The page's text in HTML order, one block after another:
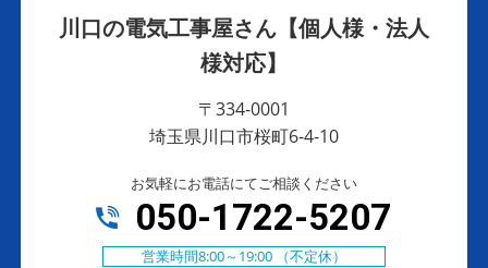
川口の電気工事屋さん【個人様・法人
様対応】
〒334-0001
埼玉県川口市桜町6-4-10
お気軽にお電話にてご相談ください
050-1722-5207
営業時間8:00～19:00 （不定休）